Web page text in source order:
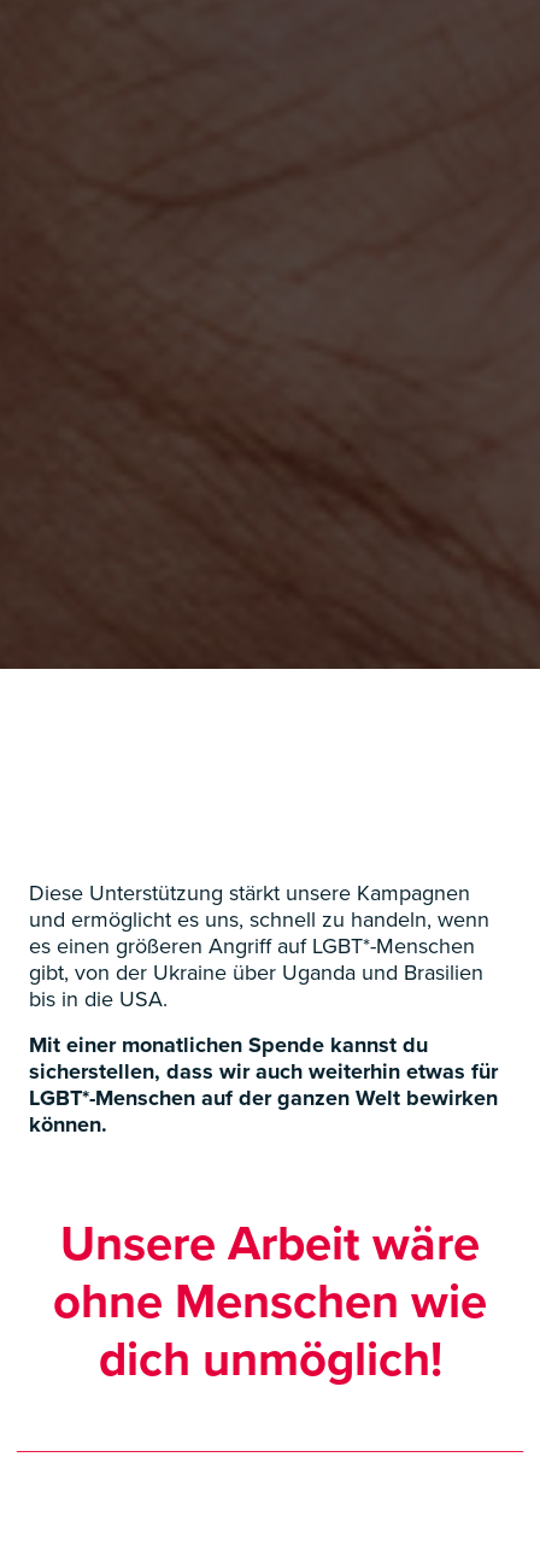
Diese Unterstützung stärkt unsere Kampagnen
und ermöglicht es uns, schnell zu handeln, wenn
es einen größeren Angriff auf LGBT*-Menschen
gibt, von der Ukraine über Uganda und Brasilien
bis in die USA.
Mit einer monatlichen Spende kannst du
sicherstellen, dass wir auch weiterhin etwas für
LGBT*-Menschen auf der ganzen Welt bewirken
können.
Unsere Arbeit wäre
ohne Menschen wie
dich unmöglich!